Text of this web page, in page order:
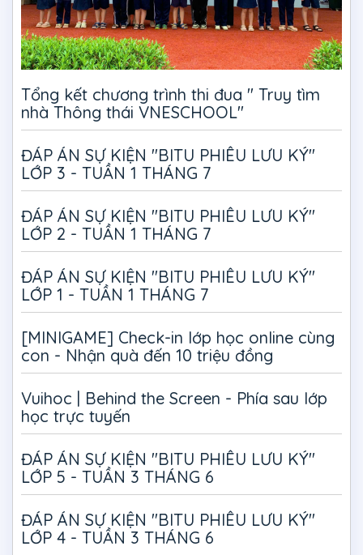
Tổng kết chương trình thi đua " Truy tìm
nhà Thông thái VNESCHOOL"
ĐÁP ÁN SỰ KIỆN "BITU PHIÊU LƯU KÝ"
LỚP 3 - TUẦN 1 THÁNG 7
ĐÁP ÁN SỰ KIỆN "BITU PHIÊU LƯU KÝ"
LỚP 2 - TUẦN 1 THÁNG 7
ĐÁP ÁN SỰ KIỆN "BITU PHIÊU LƯU KÝ"
LỚP 1 - TUẦN 1 THÁNG 7
[MINIGAME] Check-in lớp học online cùng
con - Nhận quà đến 10 triệu đồng
Vuihoc | Behind the Screen - Phía sau lớp
học trực tuyến
ĐÁP ÁN SỰ KIỆN "BITU PHIÊU LƯU KÝ"
LỚP 5 - TUẦN 3 THÁNG 6
ĐÁP ÁN SỰ KIỆN "BITU PHIÊU LƯU KÝ"
LỚP 4 - TUẦN 3 THÁNG 6